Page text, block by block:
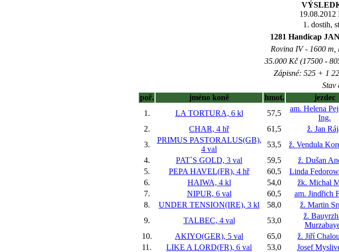
1. dostih,
1281 Handicap
Rovina IV - 1600 m,
35.000 Kč (17500 -
Zápisné: 525 + 1
Stav
poř.
jméno koně hmot. jezdec
1.
LA TORTURA, 6 kl 57,5
am. Helena
Ing.
2.
CHAR, 4 hř 61,5 ž. Jan
3.
PRIMUS PASTORALUS(GB),
4 val
53,5 ž. Vendula
4.
PAT`S GOLD, 3 val 59,5 ž. Dušan
5.
PEPA HAVEL(FR), 4 hř 60,5 Linda
6.
HAIWA, 4 kl 54,0 žk. Michal
7.
NIPUR, 6 val 60,5 am. Jindřich
8.
UNDER TENSION(IRE), 3 kl 58,0 ž. Martin
9.
TALBEC, 4 val 53,0
ž.
10.
AKIYO(GER), 5 val 65,0 ž. Jiří
11.
LIKE A LORD(FR), 6 val 53,0 Josef